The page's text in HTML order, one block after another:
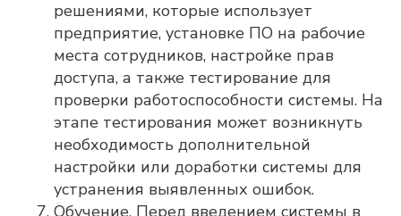
решениями, которые использует
предприятие, установке ПО на рабочие
места сотрудников, настройке прав
доступа, а также тестирование для
проверки работоспособности системы. На
этапе тестирования может возникнуть
необходимость дополнительной
настройки или доработки системы для
устранения выявленных ошибок.
Обучение. Перед введением системы в